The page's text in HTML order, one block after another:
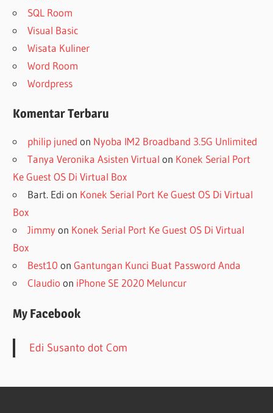
SQL Room
Visual Basic
Wisata Kuliner
Word Room
Wordpress
Komentar Terbaru
philip juned on Nyoba IM2 Broadband 3.5G Unlimited
Tanya Veronika Asisten Virtual on Konek Serial Port
Ke Guest OS Di Virtual Box
Bart. Edi on Konek Serial Port Ke Guest OS Di Virtual
Box
Jimmyon Konek Serial Port Ke Guest OS Di Virtual
Box
Best10 onGantungan Kunci Buat Password Anda
Claudio on iPhone SE 2020 Meluncur
My Facebook
Edi Susanto dot Com